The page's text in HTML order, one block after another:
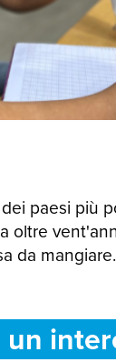
dei paesi più
oltre
da mangiare.